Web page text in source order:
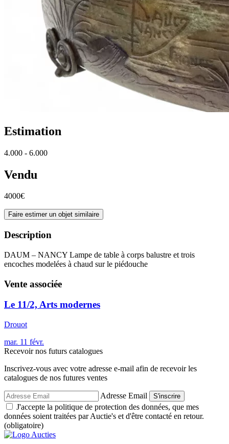
Estimation
4.000 - 6.000
Vendu
4000€
Faire estimer un objet similaire
Description
DAUM – NANCY Lampe de table à corps balustre et trois
encoches modelées à chaud sur le piédouche
Vente associée
Le 11/2, Arts modernes
Drouot
mar. 11 févr.
Recevoir nos futurs catalogues
Inscrivez-vous avec votre adresse e-mail afin de recevoir les
catalogues de nos futures ventes
Adresse Email S'inscrire
J'accepte la politique de protection des données, que mes
données soient traitées par Auctie's et d'être contacté en retour.
(obligatoire)